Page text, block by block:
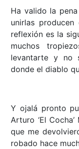
Ha valido la
unirlas producen
reflexión es la
muchos
levantarte y no
donde el diablo
Y ojalá pronto
Arturo ‘El
que me
robado hace